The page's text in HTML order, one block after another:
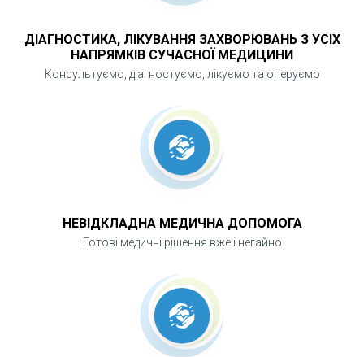
ДІАГНОСТИКА, ЛІКУВАННЯ ЗАХВОРЮВАНЬ З УСІХ
НАПРЯМКІВ СУЧАСНОЇ МЕДИЦИНИ
Консультуємо, діагностуємо, лікуємо та оперуємо
НЕВІДКЛАДНА МЕДИЧНА ДОПОМОГА
Готові медичні рішення вже і негайно